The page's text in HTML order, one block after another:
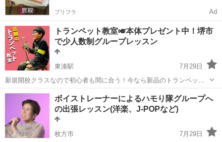
プリフラ Ad
トランペット教室🎺本体プレゼント中！堺市
で少人数制グループレッスン
東湊駅
7月29日
新規開校クラスなので初心者も間に合う！今なら新品のトランペット
無料ゲット！ 数ある投稿の中よりアクセス頂き誠にありがとうござい
ます。 ≪阪堺電車 東湊駅≫から徒歩5分程度のスタジオにて、アン
サンブル形式のグループレッ...
大阪 堺市 東湊駅 その他 トランペット
ボイストレーナーによるハモり隊グループへ
の出張レッスン(洋楽、J-POPなど)
枚方市
7月29日